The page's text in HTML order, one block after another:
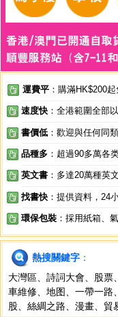
運費平 ：購滿HK$200
速度快 ：全港範圍全部
書價低 ：歡迎與任何同
品種多 ：超過90多萬各
英文書 ：多達20萬種英
找書快 ：提供資料，24
環保包裝 ：採用紙箱、
熱搜關鍵字 ：
大灣區
詩詞大會 股票
車維修
地图 一帶一路
股
絲綢之路 漫畫 貿